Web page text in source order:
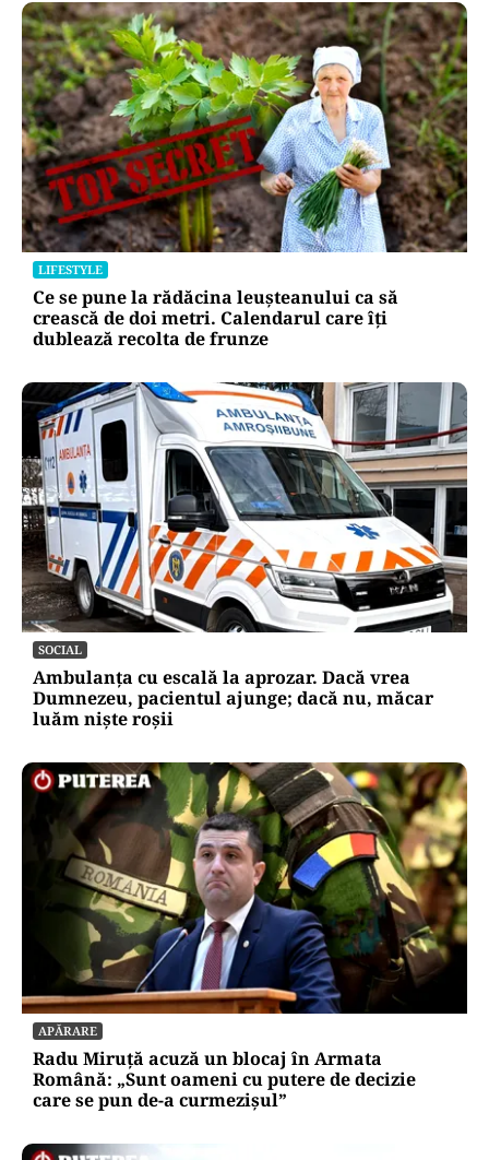
LIFESTYLE
Ce se pune la rădăcina leușteanului ca să
crească de doi metri. Calendarul care îți
dublează recolta de frunze
SOCIAL
Ambulanța cu escală la aprozar. Dacă vrea
Dumnezeu, pacientul ajunge; dacă nu, măcar
luăm niște roșii
APĂRARE
Radu Miruță acuză un blocaj în Armata
Română: „Sunt oameni cu putere de decizie
care se pun de-a curmezișul”